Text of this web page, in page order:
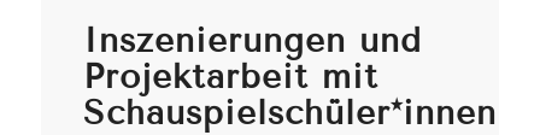
Inszenierungen und
Projektarbeit mit
Schauspielschüler*innen